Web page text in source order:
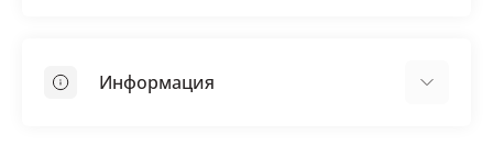
Самовыравнивающая смесь
Информация